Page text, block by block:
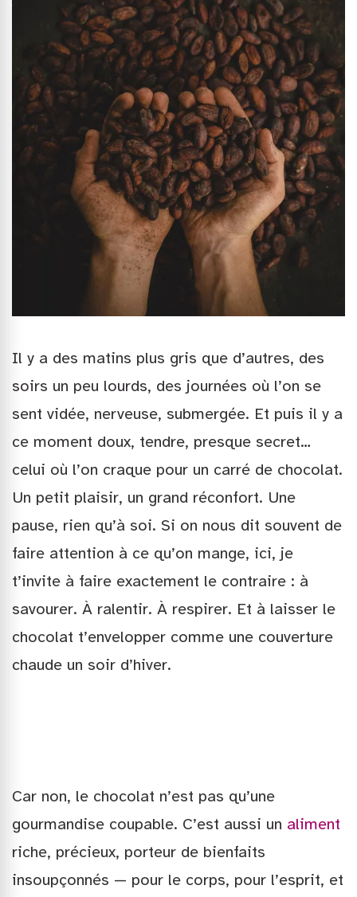
Il y a des matins plus gris que d’autres, des
soirs un peu lourds, des journées où l’on se
sent vidée, nerveuse, submergée. Et puis il y a
ce moment doux, tendre, presque secret…
celui où l’on craque pour un carré de chocolat.
Un petit plaisir, un grand réconfort. Une
pause, rien qu’à soi. Si on nous dit souvent de
faire attention à ce qu’on mange, ici, je
t’invite à faire exactement le contraire : à
savourer. À ralentir. À respirer. Et à laisser le
chocolat t’envelopper comme une couverture
chaude un soir d’hiver.
Car non, le chocolat n’est pas qu’une
gourmandise coupable. C’est aussi un aliment
riche, précieux, porteur de bienfaits
insoupçonnés — pour le corps, pour l’esprit, et